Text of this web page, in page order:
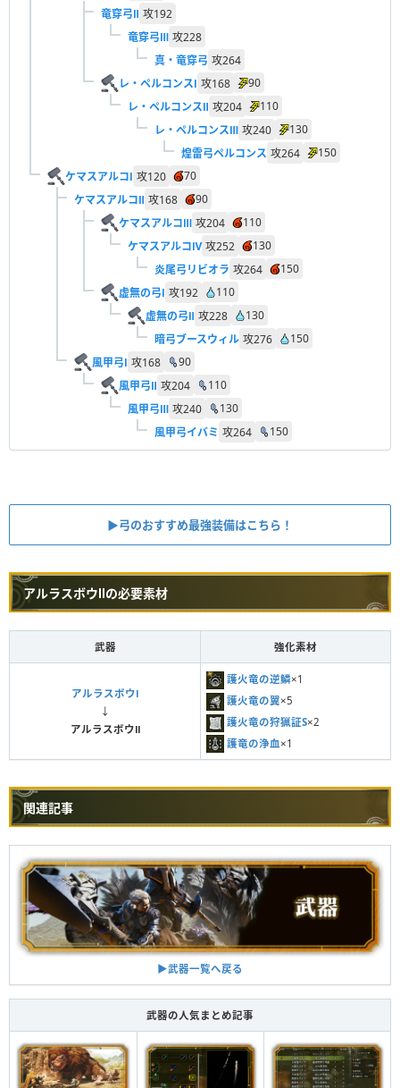
竜穿弓Ⅱ 攻192
竜穿弓Ⅲ 攻228
真・竜穿弓 攻264
レ・ペルコンスⅠ 攻168
90
レ・ペルコンスⅡ 攻204
110
レ・ペルコンスⅢ 攻240
130
煌雷弓ペルコンス 攻264
150
ケマスアルコⅠ 攻120
70
ケマスアルコⅡ 攻168
90
ケマスアルコⅢ 攻204
110
ケマスアルコⅣ 攻252
130
炎尾弓リビオラ 攻264
150
虚無の弓Ⅰ 攻192
110
虚無の弓Ⅱ 攻228
130
暗弓ブースウィル 攻276
150
風甲弓Ⅰ 攻168
90
風甲弓Ⅱ 攻204
110
風甲弓Ⅲ 攻240
130
風甲弓イバミ 攻264 150
▶︎弓のおすすめ最強装備はこちら！
アルラスボウⅡの必要素材
武器 強化素材
アルラスボウⅠ
↓
アルラスボウⅡ
護火竜の逆鱗×1
護火竜の翼×5
護火竜の狩猟証S×2
護竜の浄血 ×1
関連記事
▶︎武器一覧へ戻る
武器の人気まとめ記事